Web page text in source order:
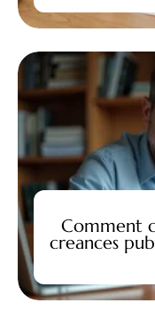
Comment
creances